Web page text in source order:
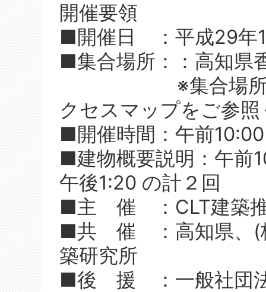
開催要領
■開催日 ：平成29年
■集合場所：：高知県
※集合場所への
クセスマップをご参
■開催時間：午前
■建物概要説明：午前
午後1:20 の計２回
■主 催 ：CLT建築
■共 催 ：高知県、(
築研究所
■後 援 ：一般社団法